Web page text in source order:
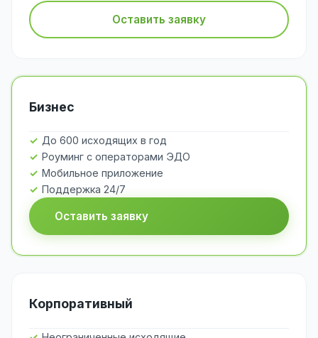
Оставить заявку
Бизнес
До 600 исходящих в год
Роуминг с операторами ЭДО
Мобильное приложение
Поддержка 24/7
Оставить заявку
Корпоративный